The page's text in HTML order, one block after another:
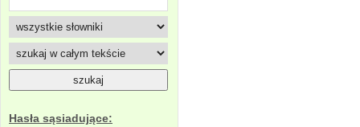
Hasła sąsiadujące: